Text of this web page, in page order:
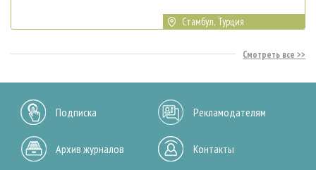
Стамбул, Турция
Смотреть все
Подписка Рекламодателям
Архив журналов Контакты